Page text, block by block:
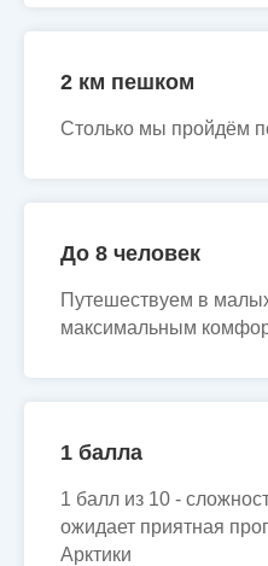
2 км пешком
Столько мы пройдём
До 8 человек
Путешествуем в
максимальным
1 балла
1 балл из 10 -
ожидает приятная
Арктики